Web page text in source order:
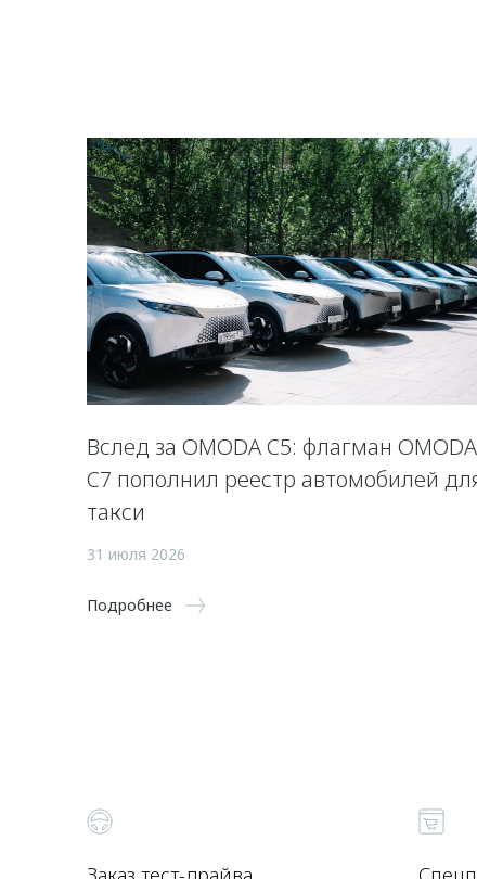
Вслед за OMODA C5: флагман OMODA
C7 пополнил реестр автомобилей
такси
31 июля 2026
Подробнее